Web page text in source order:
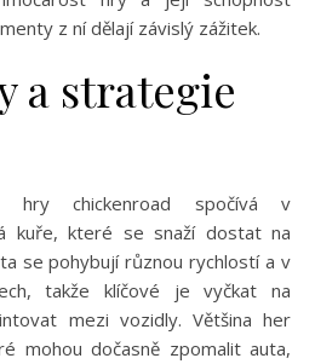
z ní dělají závislý zážitek.
a strategie
hry chickenroad spočívá v
kuře, které se snaží dostat na
se pohybují různou rychlostí a v
takže klíčové je vyčkat na
mezi vozidly. Většina her
mohou dočasně zpomalit auta,